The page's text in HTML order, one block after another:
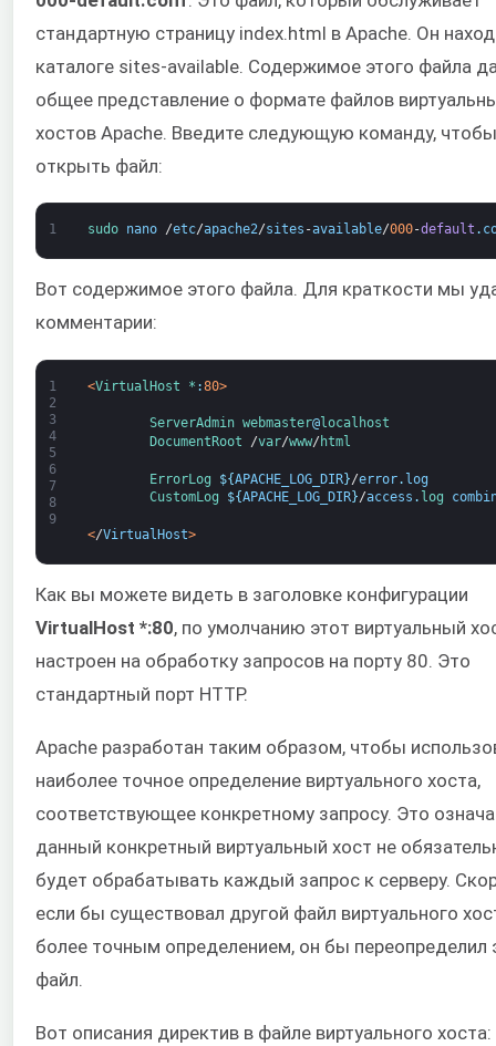
стандартную страницу index.html в Apache. Он
каталоге sites-available. Содержимое этого файла
общее представление о формате файлов
хостов Apache. Введите следующую команду, чтобы
открыть файл:
1 sudo nano /etc/apache2/sites -available/000-default .
Вот содержимое этого файла. Для краткости мы
комментарии:
1
2
3
4
5
6
7
8
9
<VirtualHost * :80>
ServerAdmin webmaster@localhost
DocumentRoot
/var/www/ html
ErrorLog ${APACHE_LOG_DIR}/error. log
CustomLog
${APACHE_LOG_DIR}/access . log
</VirtualHost>
Как вы можете видеть в заголовке конфигурации
VirtualHost *:80, по умолчанию этот виртуальный
настроен на обработку запросов на порту 80. Это
стандартный порт HTTP.
Apache разработан таким образом, чтобы
наиболее точное определение виртуального хоста,
соответствующее конкретному запросу. Это
данный конкретный виртуальный хост не
будет обрабатывать каждый запрос к серверу.
если бы существовал другой файл виртуального
более точным определением, он бы переопределил
файл.
Вот описания директив в файле виртуального хоста: